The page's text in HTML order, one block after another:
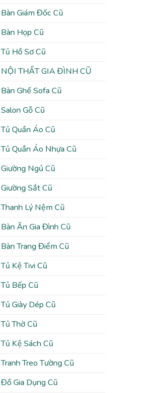
Bàn Giám Đốc Cũ
Bàn Họp Cũ
Tủ Hồ Sơ Cũ
NỘI THẤT GIA ĐÌNH CŨ
Bàn Ghế Sofa Cũ
Salon Gỗ Cũ
Tủ Quần Áo Cũ
Tủ Quần Áo Nhựa Cũ
Giường Ngủ Cũ
Giường Sắt Cũ
Thanh Lý Nệm Cũ
Bàn Ăn Gia Đình Cũ
Bàn Trang Điểm Cũ
Tủ Kệ Tivi Cũ
Tủ Bếp Cũ
Tủ Giày Dép Cũ
Tủ Thờ Cũ
Tủ Kệ Sách Cũ
Tranh Treo Tường Cũ
Đồ Gia Dụng Cũ